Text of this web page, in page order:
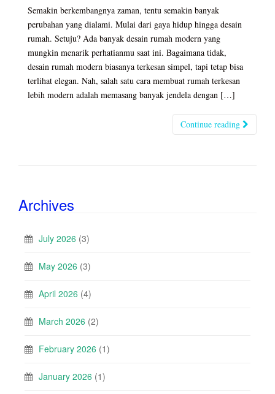
Semakin berkembangnya zaman, tentu semakin banyak
perubahan yang dialami. Mulai dari gaya hidup hingga desain
rumah. Setuju? Ada banyak desain rumah modern yang
mungkin menarik perhatianmu saat ini. Bagaimana tidak,
desain rumah modern biasanya terkesan simpel, tapi tetap bisa
terlihat elegan. Nah, salah satu cara membuat rumah terkesan
lebih modern adalah memasang banyak jendela dengan […]
Continue reading
Archives
July 2026 (3)
May 2026 (3)
April 2026 (4)
March 2026 (2)
February 2026 (1)
January 2026 (1)